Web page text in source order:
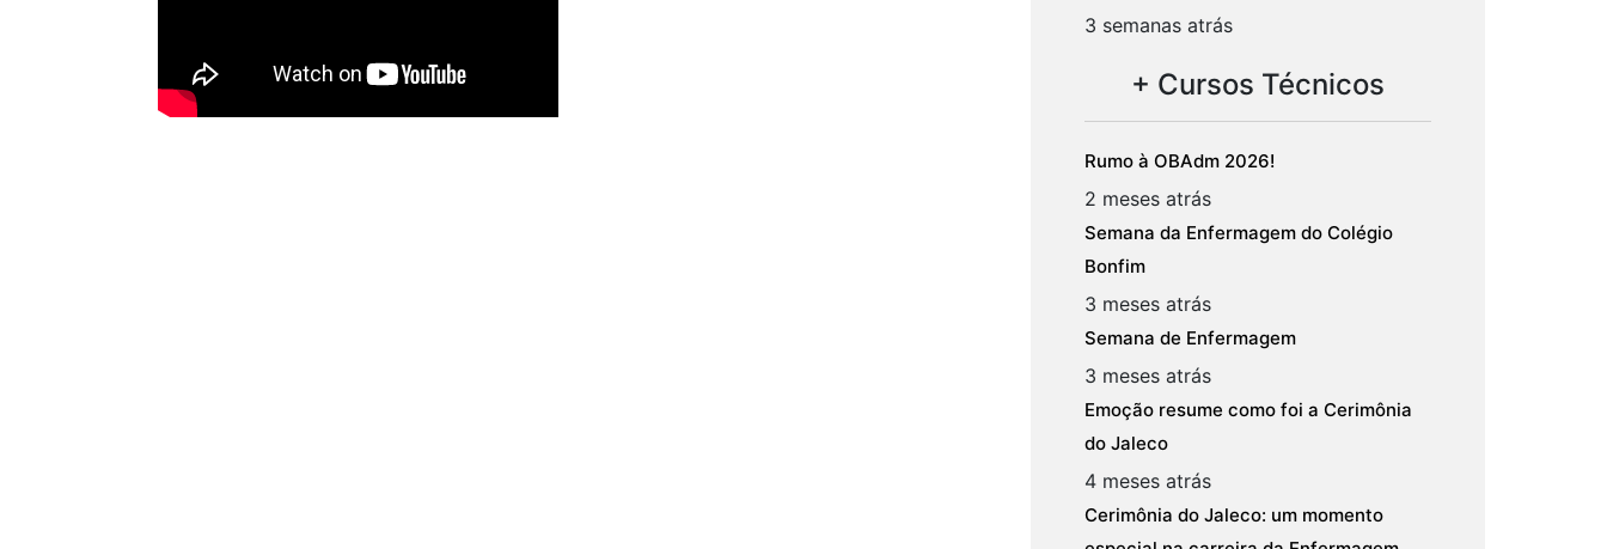
3 semanas atrás
+ Cursos Técnicos
Rumo à OBAdm 2026!
2 meses atrás
Semana da Enfermagem do Colégio
Bonfim
3 meses atrás
Semana de Enfermagem
3 meses atrás
Emoção resume como foi a Cerimônia
do Jaleco
4 meses atrás
Cerimônia do Jaleco: um momento